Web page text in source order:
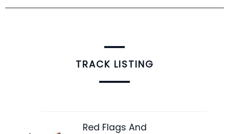
TRACK LISTING
Red Flags And